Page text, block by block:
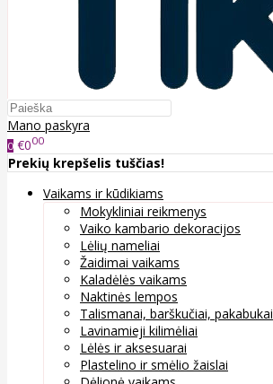
Mano paskyra
0 €000
Prekių krepšelis tuščias!
Vaikams ir kūdikiams
Mokykliniai reikmenys
Vaiko kambario dekoracijos
Lėlių nameliai
Žaidimai vaikams
Kaladėlės vaikams
Naktinės lempos
Talismanai, barškučiai, pakabukai
Lavinamieji kilimėliai
Lėlės ir aksesuarai
Plastelino ir smėlio žaislai